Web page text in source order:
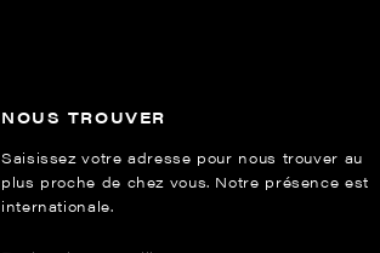
NOUS TROUVER
Saisissez votre adresse pour nous trouver au
plus proche de chez vous. Notre présence est
internationale.